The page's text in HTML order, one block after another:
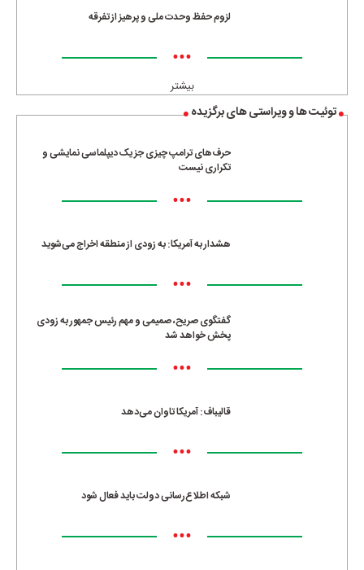
لزوم حفظ وحدت ملی و پرهیز از تفرقه
•••
بیشتر
توئیت ها و ویراستی های برگزیده
حرف‌های ترامپ چیزی جز یک دیپلماسی نمایشی و
تکراری نیست
•••
هشدار به آمریکا: به زودی از منطقه اخراج می‌شوید
•••
گفتگوی صریح، صمیمی و مهم رئیس جمهور به زودی
پخش خواهد شد
•••
قالیباف: آمریکا تاوان می‌دهد
•••
شبکه اطلاع‌رسانی دولت باید فعال شود
•••